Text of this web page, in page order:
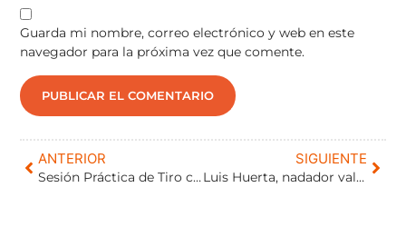
Guarda mi nombre, correo electrónico y web en este
navegador para la próxima vez que comente.
ANTERIOR
Sesión Práctica de Tiro con Arco
SIGUIENTE
Luis Huerta, nadador vallisoletano, bronce en el Mundial de Manchester.